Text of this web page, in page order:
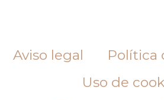
Aviso legal
Política
Uso de